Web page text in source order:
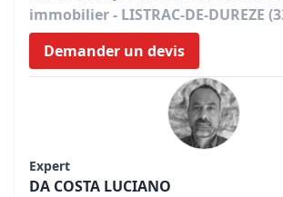
immobilier - LISTRAC-DE-DUREZE
Demander un devis
Expert
DA COSTA LUCIANO